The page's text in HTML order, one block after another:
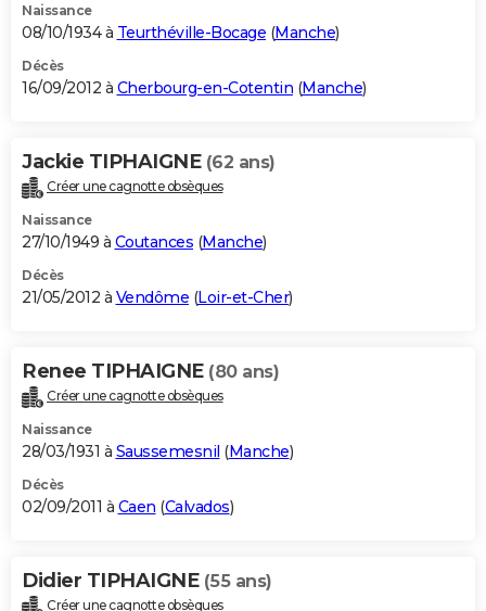
Naissance
08/10/1934 à Teurthéville-Bocage (Manche)
Décès
16/09/2012 à Cherbourg-en-Cotentin (Manche)
Jackie TIPHAIGNE (62 ans)
Créer une cagnotte obsèques
Naissance
27/10/1949 à Coutances (Manche)
Décès
21/05/2012 à Vendôme (Loir-et-Cher)
Renee TIPHAIGNE (80 ans)
Créer une cagnotte obsèques
Naissance
28/03/1931 à Saussemesnil (Manche)
Décès
02/09/2011 à Caen (Calvados)
Didier TIPHAIGNE (55 ans)
Créer une cagnotte obsèques